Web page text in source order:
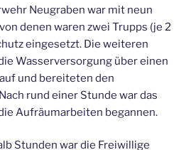
Neugraben war mit neun
denen waren zwei Trupps (je 2
eingesetzt. Die weiteren
Wasserversorgung über einen
und bereiteten den
rund einer Stunde war das
Aufräumarbeiten begannen.
Stunden war die Freiwillige